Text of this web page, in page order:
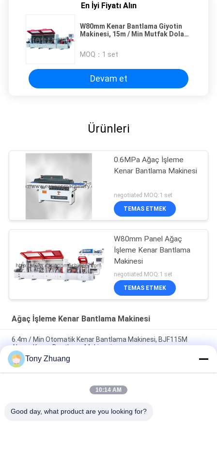
En İyi Fiyatı Alın
W80mm Kenar Bantlama Giyotin
Makinesi, 15m / Min Mutfak Dolabı
MOQ： 1 set
Devam et
Ürünleri
0.6MPa Ağaç İşleme
Kenar Bantlama Makinesi
negotiated MOQ:1 set
TEMAS ETMEK
W80mm Panel Ağaç
İşleme Kenar Bantlama
Makinesi
negotiated MOQ:1 set
TEMAS ETMEK
Ağaç İşleme Kenar Bantlama Makinesi
6.4m / Min Otomatik Kenar Bantlama Makinesi, BJF115M
Ahşap Kenar Bantlama Makinesi
Mobilya yapımı için T60mm Ağaç İşleme Kenar Bantlama
Makinesi W80mm
H10mm Ağaç İşleme Kenar Bantlama Makinesi CE Eğimli Kenar
Tony Zhuang
10:14 AM
Good day, what product are you looking for?